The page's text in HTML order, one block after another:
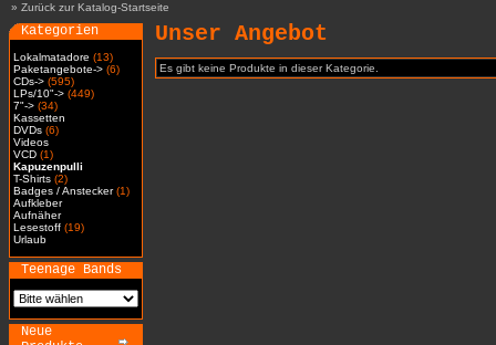
» Zurück zur Katalog-Startseite
Kategorien
Lokalmatadore (13)
Paketangebote-> (6)
CDs-> (595)
LPs/10"-> (449)
7"-> (34)
Kassetten
DVDs (6)
Videos
VCD (1)
Kapuzenpulli
T-Shirts (2)
Badges / Anstecker(1)
Aufkleber
Aufnäher
Lesestoff (19)
Urlaub
Teenage Bands
Neue
Unser Angebot
Es gibt keine Produkte in dieser Kategorie.